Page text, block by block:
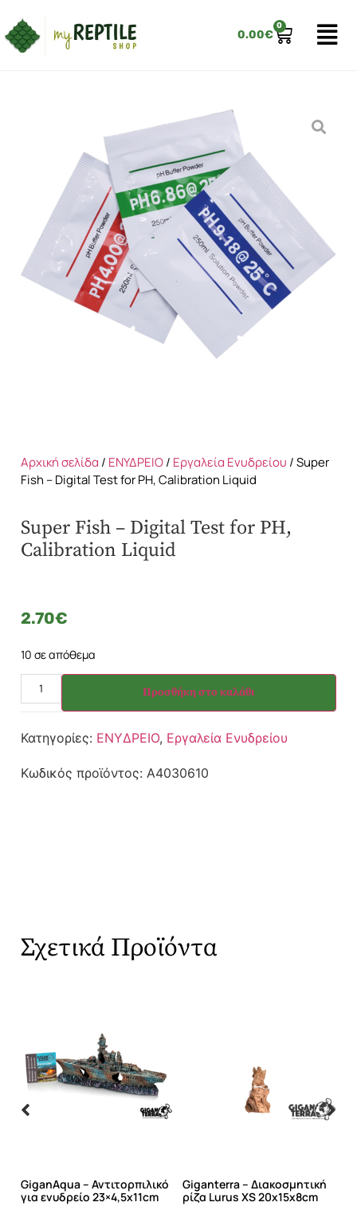
0.00€
0
Αρχική σελίδα / ΕΝΥΔΡΕΙΟ/ Εργαλεία Ενυδρείου / Super
Fish – Digital Test for PH, Calibration Liquid
Super Fish – Digital Test for PH,
Calibration Liquid
2.70€
10 σε απόθεμα
Προσθήκη στο καλάθι
Κατηγορίες: ΕΝΥΔΡΕΙΟ, Εργαλεία Ενυδρείου
Κωδικός προϊόντος: A4030610
Σχετικά Προϊόντα
GiganAqua – Αντιτορπιλικό
για ενυδρείο 23×4,5x11cm
Giganterra – Διακοσμητική
ρίζα Lurus XS 20x15x8cm